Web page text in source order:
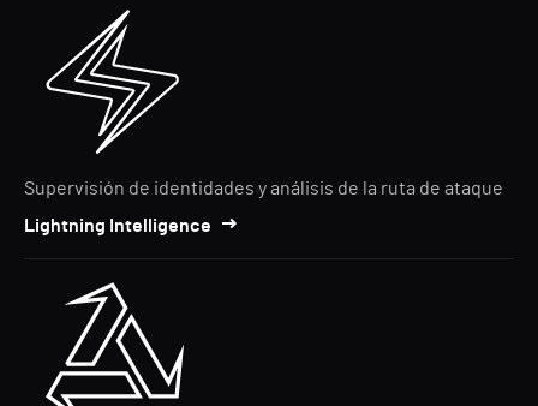
Supervisión de identidades y análisis de la ruta de ataque
Lightning Intelligence